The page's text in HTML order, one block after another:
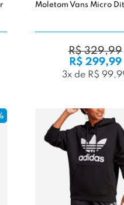
Moletom Vans Micro
R$ 329,99
R$ 299,99
3x de R$